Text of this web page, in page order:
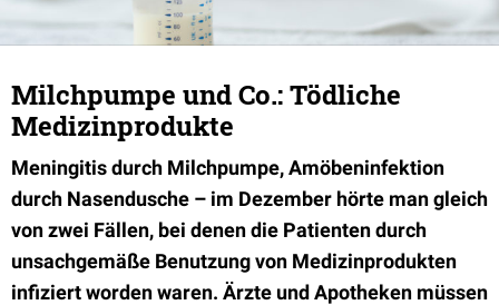
Milchpumpe und Co.: Tödliche
Medizinprodukte
Meningitis durch Milchpumpe, Amöbeninfektion
durch Nasendusche – im Dezember hörte man gleich
von zwei Fällen, bei denen die Patienten durch
unsachgemäße Benutzung von Medizinprodukten
infiziert worden waren. Ärzte und Apotheken müssen